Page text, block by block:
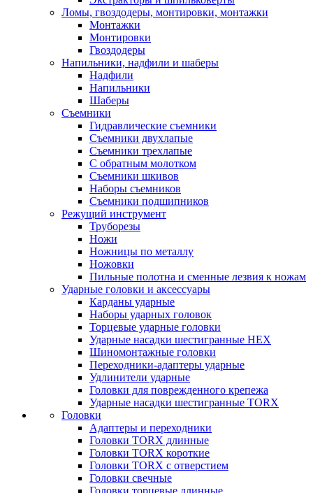
Ломы, гвоздодеры, монтировки, монтажки
Монтажки
Монтировки
Гвоздодеры
Напильники, надфили и шаберы
Надфили
Напильники
Шаберы
Съемники
Гидравлические съемники
Съемники двухлапые
Съемники трехлапые
С обратным молотком
Съемники шкивов
Наборы съемников
Съемники подшипников
Режущий инструмент
Труборезы
Ножи
Ножницы по металлу
Ножовки
Пильные полотна и сменные лезвия к ножам
Ударные головки и аксессуары
Карданы ударные
Наборы ударных головок
Торцевые ударные головки
Ударные насадки шестигранные HEX
Шиномонтажные головки
Переходники-адаптеры ударные
Удлинители ударные
Головки для поврежденного крепежа
Ударные насадки шестигранные TORX
Головки
Адаптеры и переходники
Головки TORX длинные
Головки TORX короткие
Головки TORX с отверстием
Головки свечные
Головки торцевые длинные